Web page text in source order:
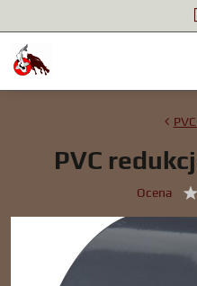
PVC
Ocena